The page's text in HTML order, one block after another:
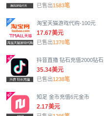
已售出1583笔
淘宝天猫游戏代购-100元
17.67美元
已售出1370笔
抖音直播 钻石充值2000钻石
35.34美元
已售出1238笔
知足 金币充值6元金币
2.17美元